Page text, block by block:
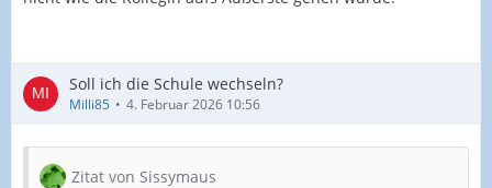
Soll ich die Schule wechseln?
Milli85 4. Februar 2026 10:56
Zitat von Sissymaus